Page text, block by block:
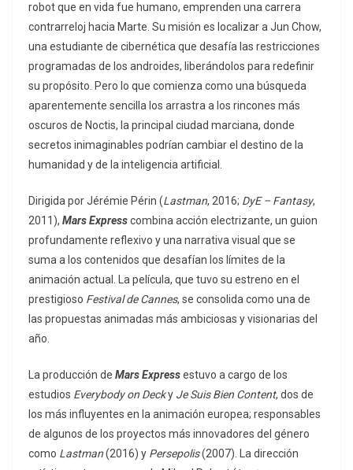
robot que en vida fue humano, emprenden una carrera
contrarreloj hacia Marte. Su misión es localizar a Jun Chow,
una estudiante de cibernética que desafía las restricciones
programadas de los androides, liberándolos para redefinir
su propósito. Pero lo que comienza como una búsqueda
aparentemente sencilla los arrastra a los rincones más
oscuros de Noctis, la principal ciudad marciana, donde
secretos inimaginables podrían cambiar el destino de la
humanidad y de la inteligencia artificial.
Dirigida por Jérémie Périn (Lastman, 2016; DyE – Fantasy,
2011), Mars Expresscombina acción electrizante, un guion
profundamente reflexivo y una narrativa visual que se
suma a los contenidos que desafían los límites de la
animación actual. La película, que tuvo su estreno en el
prestigioso Festival de Cannes, se consolida como una de
las propuestas animadas más ambiciosas y visionarias del
año.
La producción de Mars Expressestuvo a cargo de los
estudios Everybody on Decky Je Suis Bien Content, dos de
los más influyentes en la animación europea; responsables
de algunos de los proyectos más innovadores del género
como Lastman(2016) y Persepolis(2007). La dirección